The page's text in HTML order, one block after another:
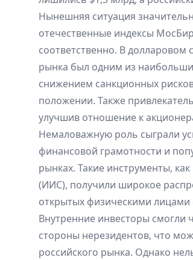
Нынешняя ситуация
отечественные индексы
соответственно. В долларовом
рынка был одним из
снижением санкционных
положении. Также
улучшив отношение к
Немаловажную роль сыграли
финансовой грамотности и
рынках. Такие инструменты,
(ИИС), получили широкое
открытых физическими лицами
Внутренние инвесторы смогли
стороны нерезидентов, что
российского рынка. Однако